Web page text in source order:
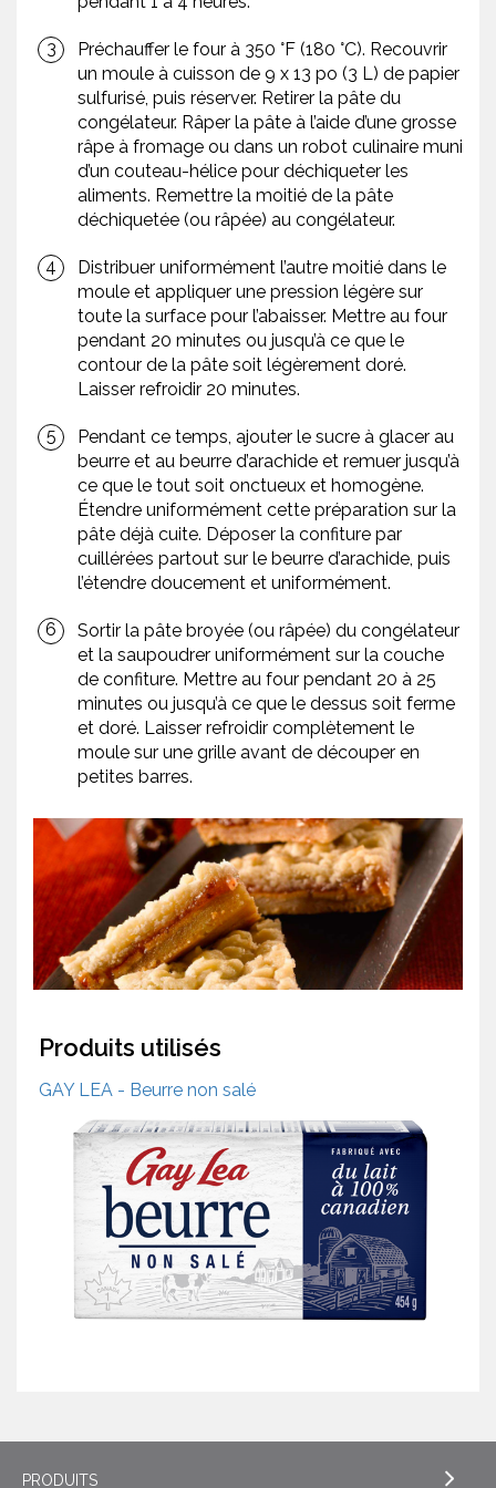
Préchauffer le four à 350 °F (180 °C). Recouvrir
un moule à cuisson de 9 x 13 po (3 L) de papier
sulfurisé, puis réserver. Retirer la pâte du
congélateur. Râper la pâte à l’aide d’une grosse
râpe à fromage ou dans un robot culinaire muni
d’un couteau-hélice pour déchiqueter les
aliments. Remettre la moitié de la pâte
déchiquetée (ou râpée) au congélateur.
Distribuer uniformément l’autre moitié dans le
moule et appliquer une pression légère sur
toute la surface pour l’abaisser. Mettre au four
pendant 20 minutes ou jusqu’à ce que le
contour de la pâte soit légèrement doré.
Laisser refroidir 20 minutes.
Pendant ce temps, ajouter le sucre à glacer au
beurre et au beurre d’arachide et remuer jusqu’à
ce que le tout soit onctueux et homogène.
Étendre uniformément cette préparation sur la
pâte déjà cuite. Déposer la confiture par
cuillérées partout sur le beurre d’arachide, puis
l’étendre doucement et uniformément.
Sortir la pâte broyée (ou râpée) du congélateur
et la saupoudrer uniformément sur la couche
de confiture. Mettre au four pendant 20 à 25
minutes ou jusqu’à ce que le dessus soit ferme
et doré. Laisser refroidir complètement le
moule sur une grille avant de découper en
petites barres.
Produits utilisés
GAY LEA - Beurre non salé
PRODUITS